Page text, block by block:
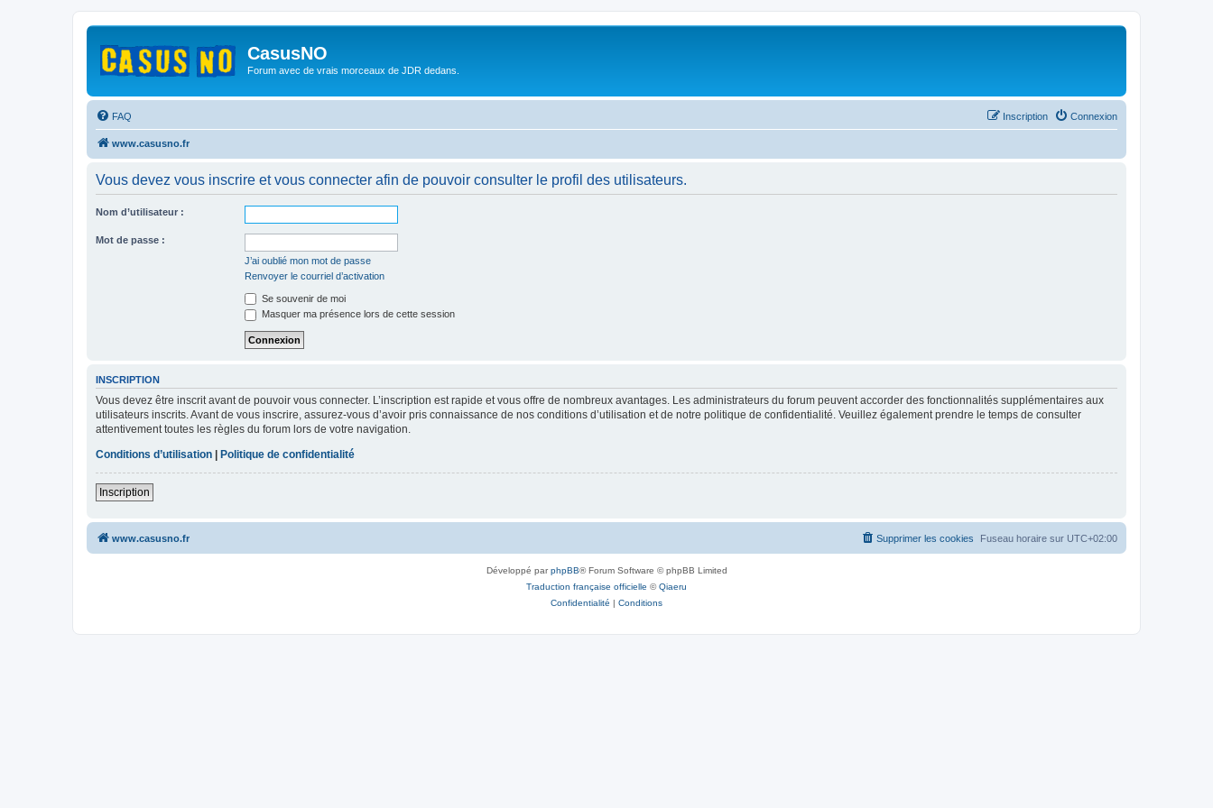
CasusNO
Forum avec de vrais morceaux de JDR dedans.
FAQ Connexion
Inscription
www.casusno.fr
Vous devez vous inscrire et vous connecter afin de pouvoir consulter le profil des utilisateurs.
Nom d’utilisateur :
Mot de passe :
J’ai oublié mon mot de passe
Renvoyer le courriel d’activation
Se souvenir de moi
Masquer ma présence lors de cette session
INSCRIPTION
Vous devez être inscrit avant de pouvoir vous connecter. L’inscription est rapide et vous offre de nombreux avantages. Les administrateurs du forum peuvent accorder des fonctionnalités supplémentaires aux
utilisateurs inscrits. Avant de vous inscrire, assurez-vous d’avoir pris connaissance de nos conditions d’utilisation et de notre politique de confidentialité. Veuillez également prendre le temps de consulter
attentivement toutes les règles du forum lors de votre navigation.
Conditions d’utilisation
Politique de confidentialité
Inscription
www.casusno.fr Fuseau horaire sur UTC+02:00
Supprimer les cookies
Développé parphpBB® Forum Software © phpBB Limited
Traduction française officielle ©Qiaeru
Confidentialité | Conditions